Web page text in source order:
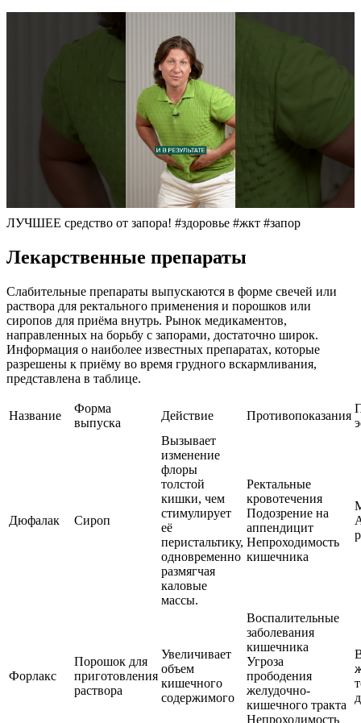
ЛУЧШЕЕ средство от запора! #здоровье #жкт #запор
Лекарственные препараты
Слабительные препараты выпускаются в форме свечей или
раствора для ректального применения и порошков или
сиропов для приёма внутрь. Рынок медикаментов,
направленных на борьбу с запорами, достаточно широк.
Информация о наиболее известных препаратах, которые
разрешены к приёму во время грудного вскармливания,
представлена в таблице.
Название
Форма
выпуска
Действие Противопоказания
Дюфалак Сироп
Вызывает
изменение
флоры
толстой
кишки, чем
стимулирует
её
перистальтику,
одновременно
размягчая
каловые
массы.
Ректальные
кровотечения
Подозрение на
аппендицит
Непроходимость
кишечника
Форлакс
Порошок для
приготовления
раствора
Увеличивает
объем
кишечного
содержимого
Воспалительные
заболевания
кишечника
Угроза
прободения
желудочно-
кишечного тракта
Непроходимость